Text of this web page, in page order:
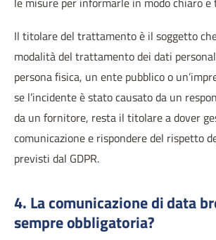
Il titolare del trattamento è il soggetto
modalità del trattamento dei dati
persona fisica, un ente pubblico o
se l’incidente è stato causato da un
da un fornitore, resta il titolare a dover
comunicazione e rispondere del rispetto
previsti dal GDPR.
4. La comunicazione di data
sempre obbligatoria?